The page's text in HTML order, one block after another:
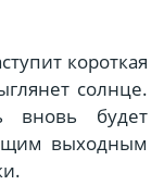
короткая
солнце.
будет
выходным